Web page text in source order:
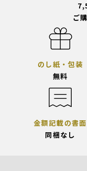
ご
のし紙・包装
無料
金額記載の書面
同梱なし